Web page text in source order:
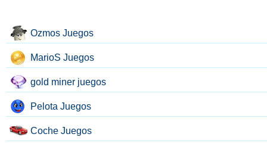
Ozmos Juegos
MarioS Juegos
gold miner juegos
Pelota Juegos
Coche Juegos